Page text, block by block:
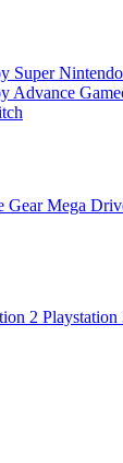
Super Nintendo
Advance
GearMega
2 Playstation